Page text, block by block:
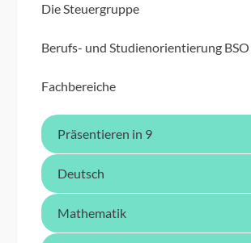
Die Steuergruppe
Berufs- und Studienorientierung BSO
Fachbereiche
Präsentieren in 9
Deutsch
Mathematik